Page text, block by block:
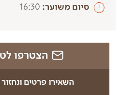
סיום משוער:
הצטרפו
השאירו פרטים